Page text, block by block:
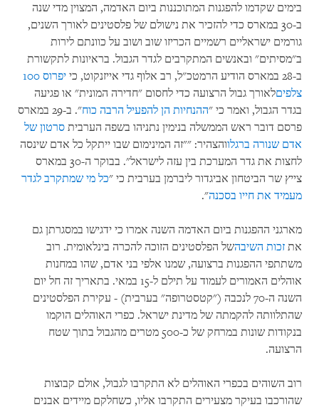
בימים שקדמו להפגנות המתוכננות ביום האדמה, המצוין מדי שנה
ב-30 במארס כדי להזכיר את נישולם של פלסטינים לאורך השנים,
גורמים ישראליים רשמיים הכריזו שוב ושוב על כוונתם לירות
ב"מסיתים" ובאנשים המתקרבים לגדר הגבול. בראיונות לתקשורת
ב-28 במארס הודיע הרמטכ"ל, רב אלוף גדי אייזנקוט, כי
יפרוס 100
צלפיםלאורך גבול הרצועה כדי לחסום "חדירה המונית" או פגיעה
בגדר הגבול, ואמר כי "ההנחיות הן להפעיל הרבה כוח
". ב-29 במארס
פרסם דובר ראש הממשלה בנימין נתניהו בשפה הערבית סרטון של
אדם שנורה ברגלווהצהיר: ""זה המינימום שבו ייתקל כל אדם שינסה
לחצות את גדר המערכת בין עזה לישראל". בבוקר ה-30 במארס
צייץ שר הביטחון אביגדור ליברמן בערבית כי "כל מי שמתקרב לגדר
מעמיד את חייו בסכנה".
מארגני ההפגנות ביום האדמה השנה אמרו כי ידגישו במסגרתן גם
את זכות השיבהשל הפלסטינים הזוכה להכרה בינלאומית. רוב
משתתפי ההפגנות ברצועה, שמנו אלפי בני אדם, שהו במחנות
אוהלים האמורים לעמוד על תילם ל-15 במאי. בתאריך זה חל יום
השנה ה-70 לנכבה ("קטסטרופה" בערבית) - עקירת הפלסטינים
שהתלוותה להקמתה של מדינת ישראל. כפרי האוהלים הוקמו
בנקודות שונות במרחק של כ-500 מטרים מהגבול בתוך שטח
הרצועה.
רוב השוהים בכפרי האוהלים לא התקרבו לגבול, אולם קבוצות
שהורכבו בעיקר מצעירים התקרבו אליו, כשחלקם מיידים אבנים